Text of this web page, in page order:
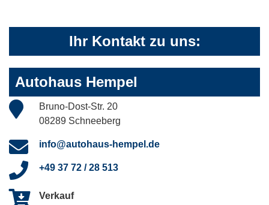
Ihr Kontakt zu uns:
Autohaus Hempel
Bruno-Dost-Str. 20
08289 Schneeberg
info@autohaus-hempel.de
+49 37 72 / 28 513
Verkauf